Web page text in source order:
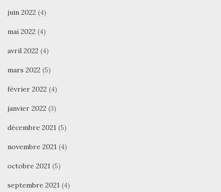
juin 2022 (4)
mai 2022 (4)
avril 2022 (4)
mars 2022 (5)
février 2022 (4)
janvier 2022 (3)
décembre 2021 (5)
novembre 2021 (4)
octobre 2021 (5)
septembre 2021 (4)